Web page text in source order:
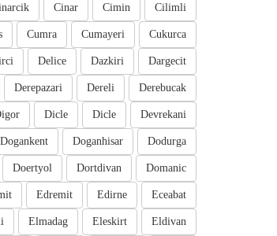
Cilimli
Cimin
Cinar
Cukurca
Cumayeri
Cumra
Dargecit
Dazkiri
Delice
Derebucak
Dereli
Derepazari
Devrekani
Dicle
Dicle
Dodurga
Doganhisar
Dogankent
Domanic
Dortdivan
Doertyol
Eceabat
Edirne
Edremit
Eldivan
Eleskirt
Elmadag